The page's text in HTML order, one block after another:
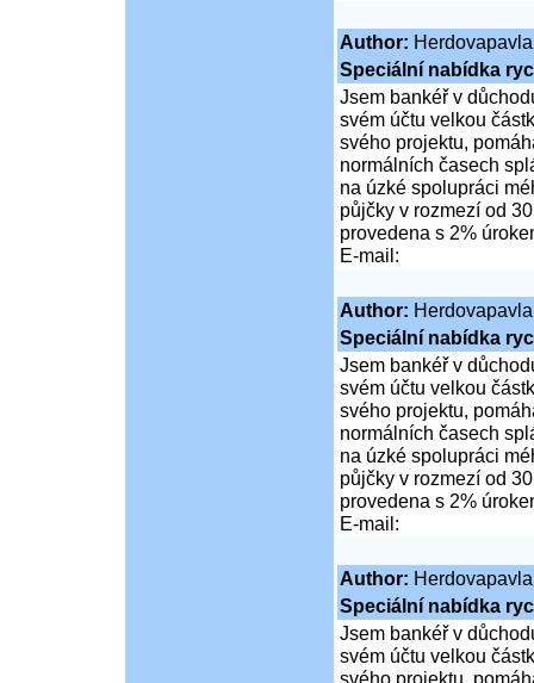
Author: Herdovapavla
Speciální nabídka
Jsem bankéř v
svém účtu velkou
svého projektu,
normálních časech
na úzké spolupráci
půjčky v rozmezí od
provedena s 2%
E-mail:
Author: Herdovapavla
Speciální nabídka
Jsem bankéř v
svém účtu velkou
svého projektu,
normálních časech
na úzké spolupráci
půjčky v rozmezí od
provedena s 2%
E-mail:
Author: Herdovapavla
Speciální nabídka
Jsem bankéř v
svém účtu velkou
svého projektu,